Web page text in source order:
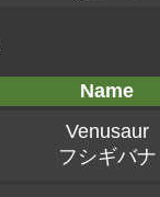
Name
Venusaur
フシギバナ